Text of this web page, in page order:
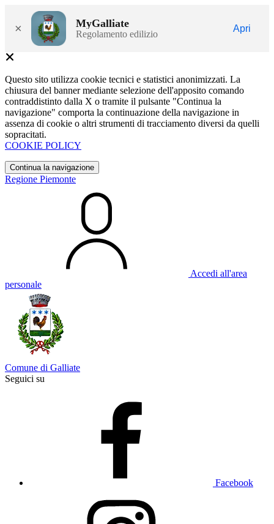
× MyGalliate
Regolamento edilizio
Apri
Questo sito utilizza cookie tecnici e statistici anonimizzati. La
chiusura del banner mediante selezione dell'apposito comando
contraddistinto dalla X o tramite il pulsante "Continua la
navigazione" comporta la continuazione della navigazione in
assenza di cookie o altri strumenti di tracciamento diversi da quelli
sopracitati.
COOKIE POLICY
Continua la navigazione
Regione Piemonte
Accedi all'area
personale
Comune di Galliate
Seguici su
Facebook